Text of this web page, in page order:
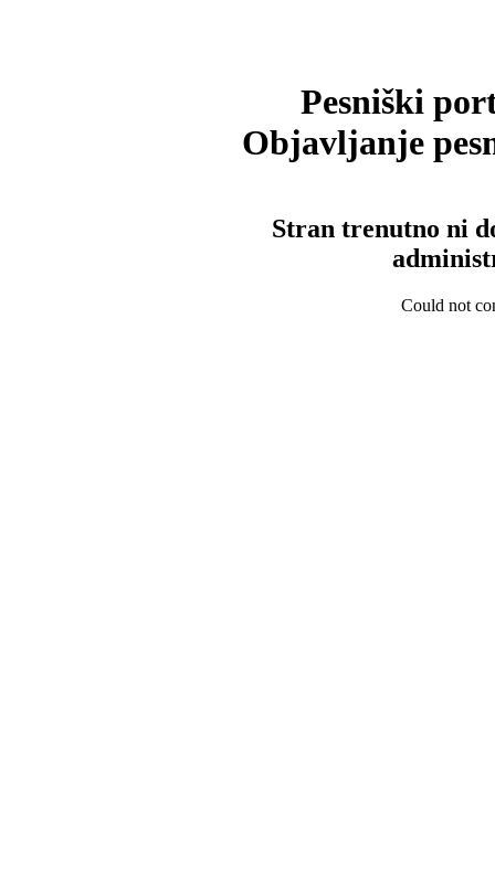
Pesniški
Objavljanje
Stran trenutno ni
Could not